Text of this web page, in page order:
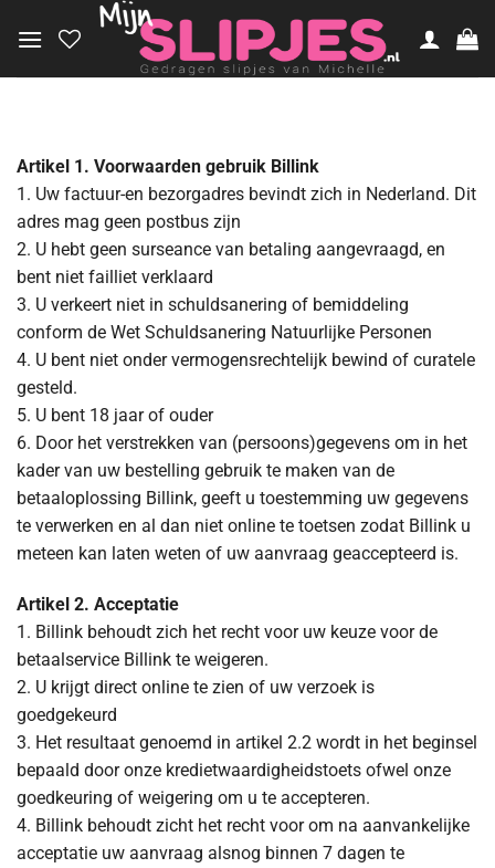
naar
Artikel 1. Voorwaarden gebruik Billink
1. Uw factuur-en bezorgadres bevindt zich in Nederland. Dit
adres mag geen postbus zijn
2. U hebt geen surseance van betaling aangevraagd, en
bent niet failliet verklaard
3. U verkeert niet in schuldsanering of bemiddeling
conform de Wet Schuldsanering Natuurlijke Personen
4. U bent niet onder vermogensrechtelijk bewind of curatele
gesteld.
5. U bent 18 jaar of ouder
6. Door het verstrekken van (persoons)gegevens om in het
kader van uw bestelling gebruik te maken van de
betaaloplossing Billink, geeft u toestemming uw gegevens
te verwerken en al dan niet online te toetsen zodat Billink u
meteen kan laten weten of uw aanvraag geaccepteerd is.
Artikel 2. Acceptatie
1. Billink behoudt zich het recht voor uw keuze voor de
betaalservice Billink te weigeren.
2. U krijgt direct online te zien of uw verzoek is
goedgekeurd
3. Het resultaat genoemd in artikel 2.2 wordt in het beginsel
bepaald door onze kredietwaardigheidstoets ofwel onze
goedkeuring of weigering om u te accepteren.
4. Billink behoudt zicht het recht voor om na aanvankelijke
acceptatie uw aanvraag alsnog binnen 7 dagen te